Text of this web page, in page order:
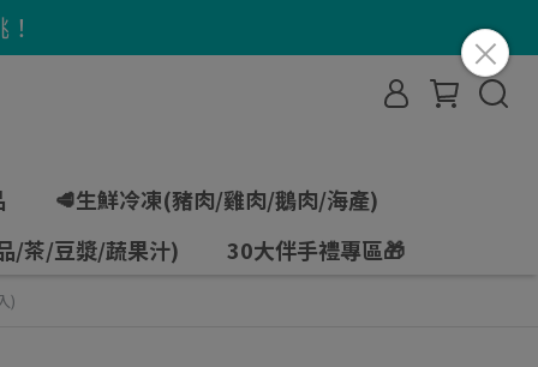
🥩生鮮冷凍(豬肉/雞肉/鵝肉/海產)
/茶/豆漿/蔬果汁)
30大伴手禮專區🎁
)